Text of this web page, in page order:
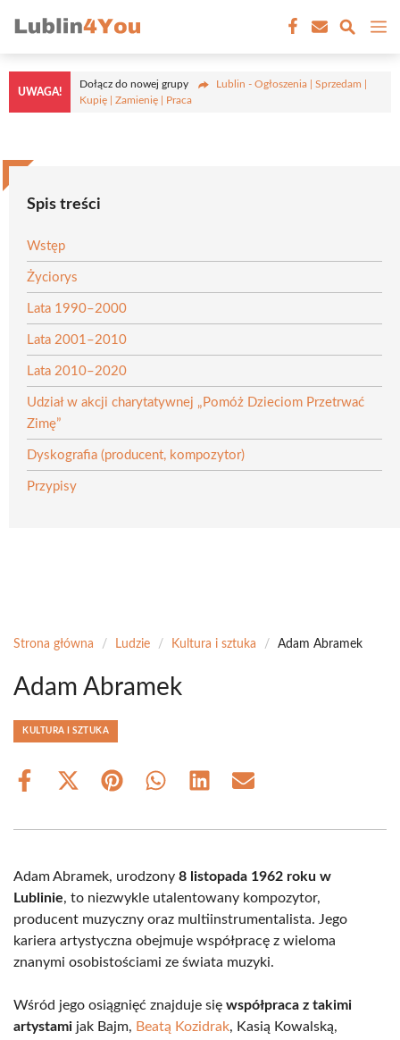
do
treści
UWAGA!
Dołącz do nowej grupy
Lublin - Ogłoszenia | Sprzedam |
Kupię | Zamienię | Praca
Spis treści
Wstęp
Życiorys
Lata 1990–2000
Lata 2001–2010
Lata 2010–2020
Udział w akcji charytatywnej „Pomóż Dzieciom Przetrwać
Zimę”
Dyskografia (producent, kompozytor)
Przypisy
Strona główna / Ludzie / Kultura i sztuka / Adam Abramek
Adam Abramek
KULTURA I SZTUKA
Share
Share
(Twitter)
Share Share Share Share
Adam Abramek, urodzony 8 listopada 1962 roku w
Lublinie, to niezwykle utalentowany kompozytor,
producent muzyczny oraz multiinstrumentalista. Jego
kariera artystyczna obejmuje współpracę z wieloma
znanymi osobistościami ze świata muzyki.
Wśród jego osiągnięć znajduje się współpraca z takimi
artystami jak Bajm, Beatą Kozidrak, Kasią Kowalską,